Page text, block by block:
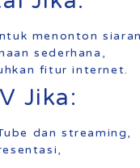
menonton
sederhana,
fitur internet.
Jika:
dan streaming,